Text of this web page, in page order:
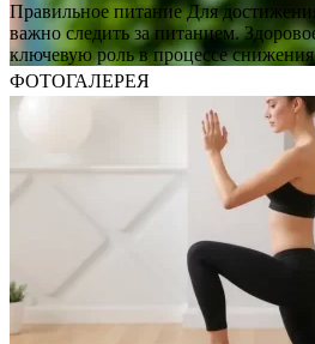
Правильное питание Для
важно следить за питанием.
ключевую роль в процессе
ФОТОГАЛЕРЕЯ